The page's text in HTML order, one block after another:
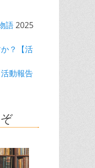
語2025
？【活
動報告